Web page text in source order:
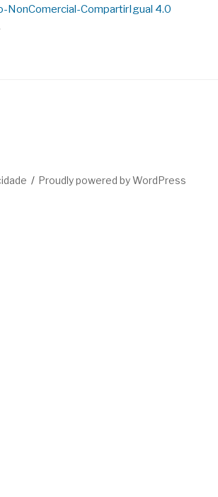
NonComercial-CompartirIgual 4.0
Proudly powered by WordPress